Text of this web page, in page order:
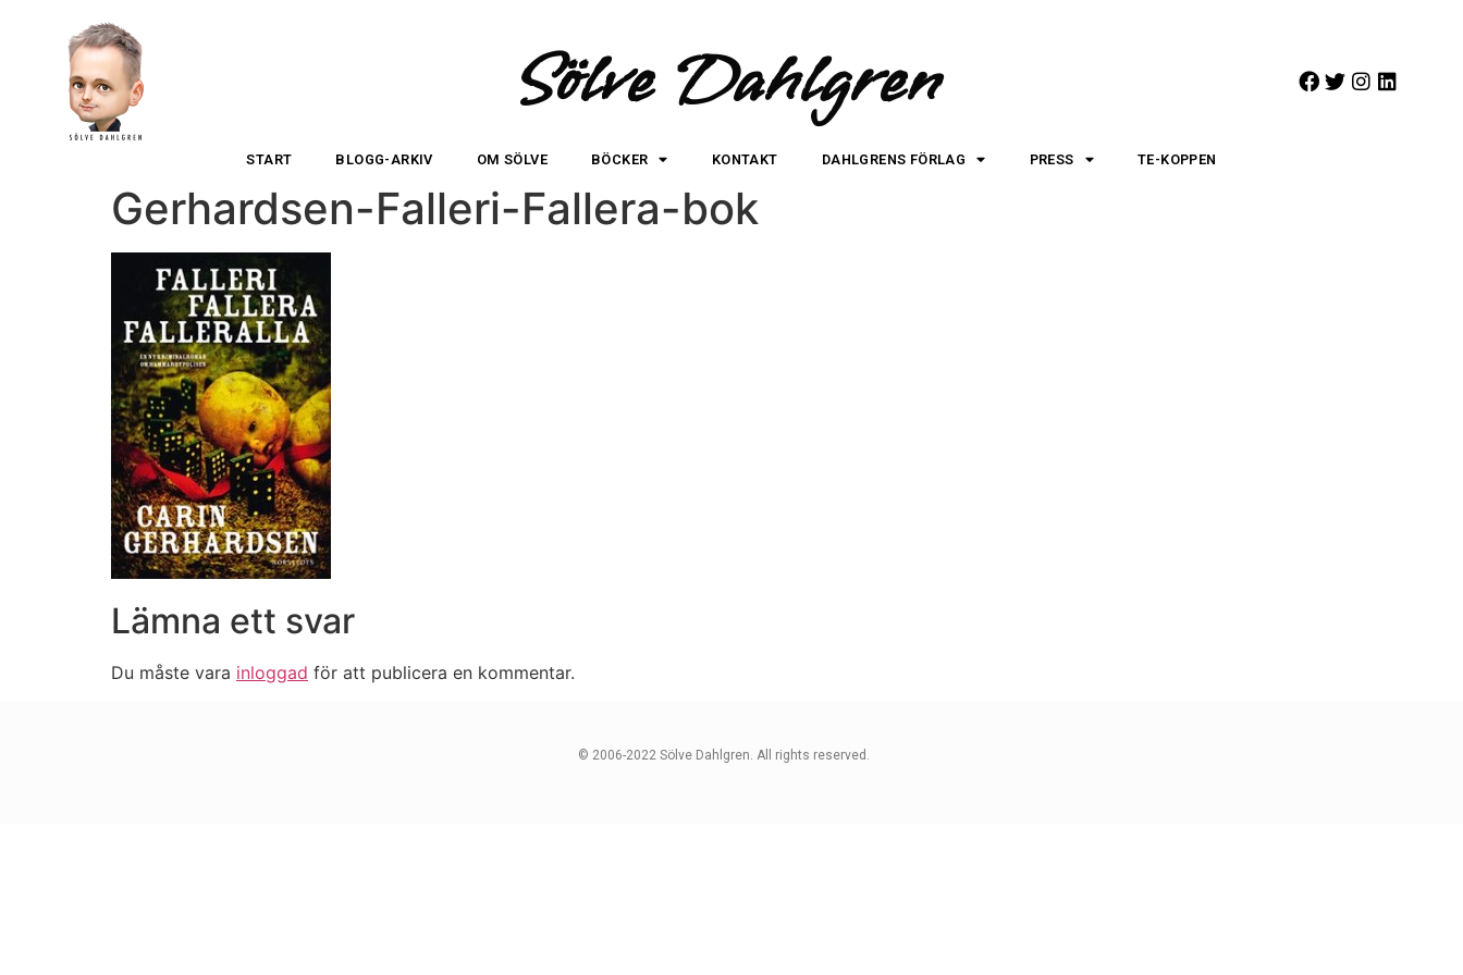
Sölve Dahlgren
START BLOGG-ARKIV OM SÖLVE BÖCKER KONTAKT DAHLGRENS FÖRLAG PRESS TE-KOPPEN
Gerhardsen-Falleri-Fallera-bok
Lämna ett svar
Du måste vara inloggad för att publicera en kommentar.
© 2006-2022 Sölve Dahlgren. All rights reserved.